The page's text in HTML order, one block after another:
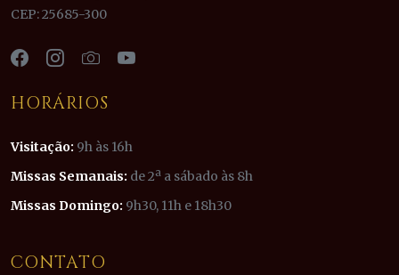
CEP: 25685-300
HORÁRIOS
Visitação: 9h às 16h
Missas Semanais: de 2ª a sábado às 8h
Missas Domingo: 9h30, 11h e 18h30
CONTATO